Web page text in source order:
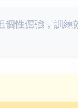
性倔強，訓